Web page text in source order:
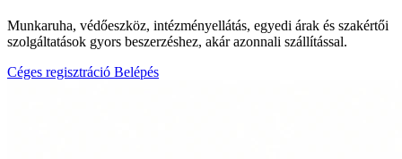
Munkaruha, védőeszköz, intézményellátás, egyedi árak és szakértői
szolgáltatások gyors beszerzéshez, akár azonnali szállítással.
Céges regisztráció Belépés